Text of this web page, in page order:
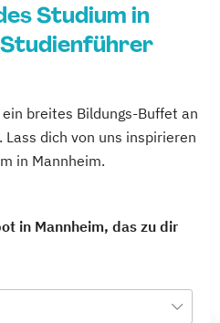
Studium in
Studienführer
breites Bildungs-Buffet an
dich von uns inspirieren
in Mannheim.
in Mannheim, das zu dir